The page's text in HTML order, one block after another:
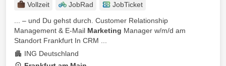
Vollzeit JobRad
JobTicket
... – und Du gehst durch. Customer Relationship
Management & E-Mail Marketing Manager w/m/d am
Standort Frankfurt In CRM ...
ING Deutschland